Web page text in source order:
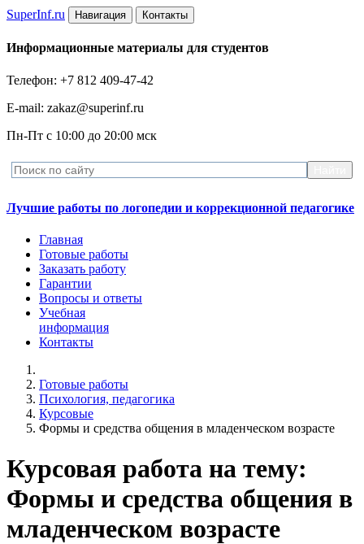
SuperInf.ru Навигация Контакты
Информационные материалы для студентов
Телефон: +7 812 409-47-42
E-mail: zakaz@superinf.ru
Пн-Пт с 10:00 до 20:00 мск
Лучшие работы по логопедии и коррекционной педагогике
Главная
Готовые работы
Заказать работу
Гарантии
Вопросы и ответы
Учебная
информация
Контакты
Готовые работы
Психология, педагогика
Курсовые
Формы и средства общения в младенческом возрасте
Курсовая работа на тему:
Формы и средства общения в
младенческом возрасте